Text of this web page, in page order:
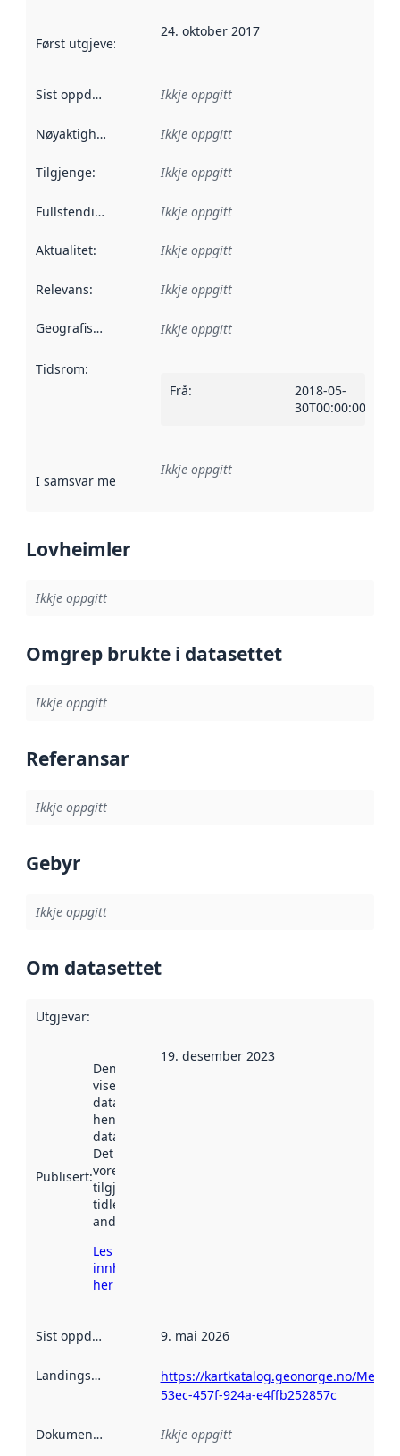
Først utgjeve:
24. oktober 2017
Sist oppdatert Ikkje oppgitt
Nøyaktigheit Ikkje oppgitt
Tilgjenge: Ikkje oppgitt
Fullstendigheit Ikkje oppgitt
Aktualitet: Ikkje oppgitt
Relevans: Ikkje oppgitt
Geografisk område Ikkje oppgitt
Tidsrom:
Frå:
2018-05-
30T00:00:00Z
I samsvar med Referanse til ei implementeringsregel eller
Ikkje oppgitt
Lovheimler
Ikkje oppgitt
Omgrep brukte i datasettet
Ikkje oppgitt
Referansar
Ikkje oppgitt
Gebyr
Ikkje oppgitt
Om datasettet
Utgjevar:
Publisert:
Denne datoen
viser når
datasettet vart
henta inn av
data.norge.no.
Det kan ha
vore
tilgjengeleg
tidlegare
andre stader.
Les meir om
innhenting
her
19. desember 2023
Sist oppdatert 9. mai 2026
Landingsside
https://kartkatalog.geonorge.no/
53ec-457f-924a-e4ffb252857c
Dokumentasjon Ikkje oppgitt